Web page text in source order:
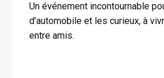
Un événement incontournable
d’automobile et les curieux, à
entre amis.